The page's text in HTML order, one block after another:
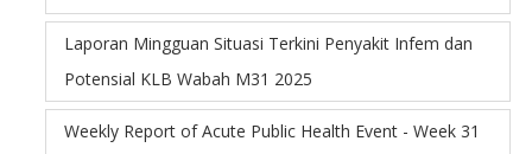
Laporan Mingguan Situasi Terkini Penyakit Infem dan
Potensial KLB Wabah M31 2025
Weekly Report of Acute Public Health Event - Week 31